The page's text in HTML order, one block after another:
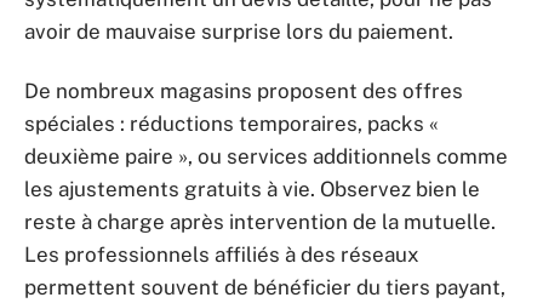
avoir de mauvaise surprise lors du paiement.
De nombreux magasins proposent des offres
spéciales : réductions temporaires, packs «
deuxième paire », ou services additionnels comme
les ajustements gratuits à vie. Observez bien le
reste à charge après intervention de la mutuelle.
Les professionnels affiliés à des réseaux
permettent souvent de bénéficier du tiers payant,